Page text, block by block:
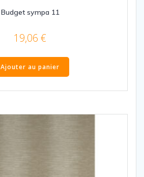
Budget sympa 11
19,06 €
Ajouter au panier